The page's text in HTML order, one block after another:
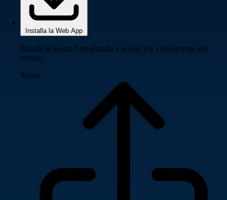
Installa la Web App
Installa la nostra App gratuita e accedi più velocemente alle
notizie
Tocca